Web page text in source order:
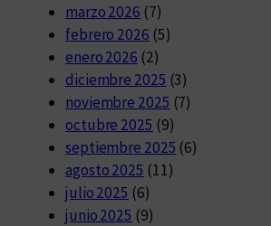
marzo 2026 (7)
febrero 2026 (5)
enero 2026 (2)
diciembre 2025 (3)
noviembre 2025 (7)
octubre 2025 (9)
septiembre 2025 (6)
agosto 2025 (11)
julio 2025 (6)
junio 2025 (9)